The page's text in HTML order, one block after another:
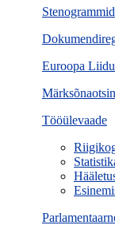
Stenogrammid
Euroopa
Tööülevaade